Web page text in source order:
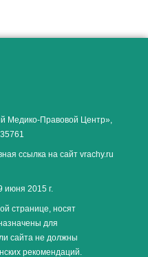
Медико-Правовой Центр»,
ссылка на сайт vrachy.ru
2015 г.
странице, носят
для
сайта не должны
рекомендаций.